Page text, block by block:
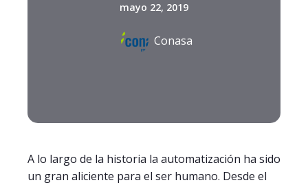
mayo 22, 2019
Conasa
A lo largo de la historia la automatización ha sido
un gran aliciente para el ser humano. Desde el